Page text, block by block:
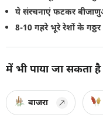
ये संरचनाएं फटकर
8-10 गहरे भूरे रेशों के गठ्ठर
में भी पाया जा सकता है
बाजरा